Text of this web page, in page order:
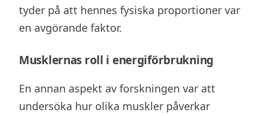
tyder på att hennes fysiska proportioner var
en avgörande faktor.
Musklernas roll i energiförbrukning
En annan aspekt av forskningen var att
undersöka hur olika muskler påverkar